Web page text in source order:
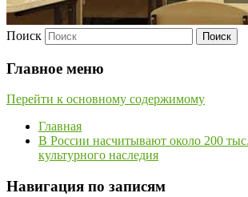
Поиск
Главное меню
Перейти к основному содержимому
Главная
В России насчитывают около 200
культурного наследия
Навигация по записям